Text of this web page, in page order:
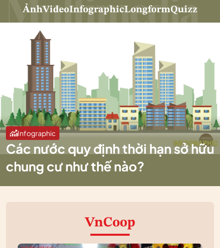
ẢnhVideoInfographicLongformQuizz
Infographic
Các nước quy định thời hạn sở hữu
chung cư như thế nào?
VnCoop